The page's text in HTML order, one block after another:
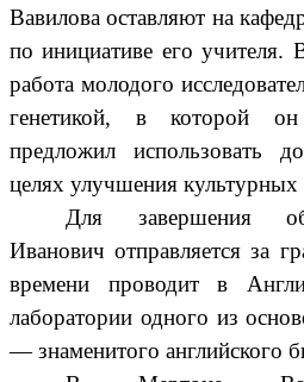
Вавилова оставляют на
по инициативе его учителя.
работа молодого
генетикой, в которой
предложил использовать
целях улучшения культурных
Для завершения
Иванович отправляется за
времени проводит в
лаборатории одного из
— знаменитого английского